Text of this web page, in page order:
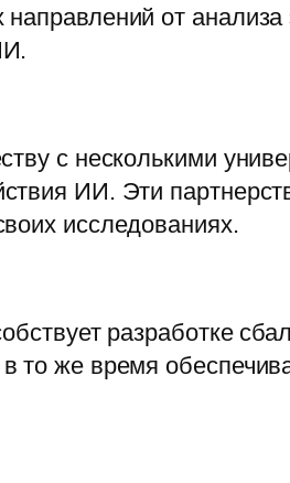
от
с несколькими
ИИ. Эти
исследованиях.
разработке
то же время